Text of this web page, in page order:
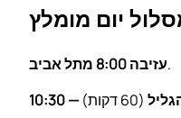
יום מומלץ
עזיבה 8:00 מתל אביב.
הגליל